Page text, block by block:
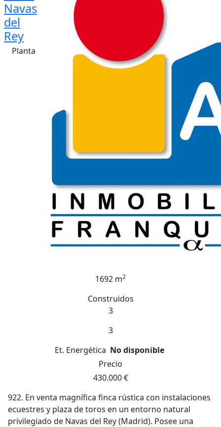
Navas
del
Rey
Planta
1692 m2
Construidos
3
3
Et. Energética No disponible
Precio
430.000 €
922. En venta magnífica finca rústica con instalaciones
ecuestres y plaza de toros en un entorno natural
privilegiado de Navas del Rey (Madrid). Posee una